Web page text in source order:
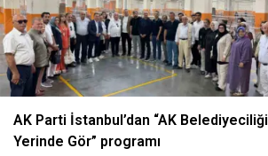
AK Parti İstanbul’dan “AK Belediyeciliği
Yerinde Gör” programı